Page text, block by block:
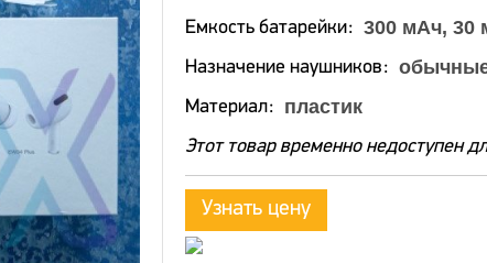
Емкость батарейки 300 мАч, 30
Назначение наушников
Материал пластик
Этот товар временно недоступен
Узнать цену